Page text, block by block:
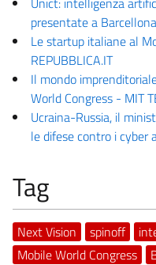
presentate a
Le startup italiane al
REPUBBLICA.IT
Il mondo
World Congress - MIT
Ucraina-Russia, il
le difese contro i cyber
Tag
Next Vision spinoff
Mobile World Congress